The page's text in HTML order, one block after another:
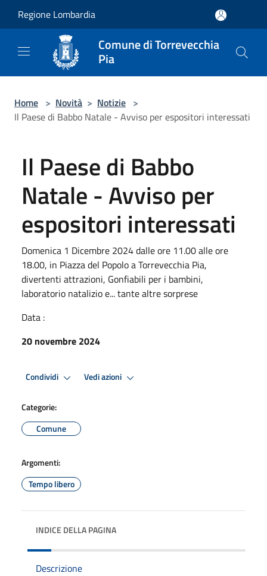
Regione Lombardia
Comune di Torrevecchia
Pia
Home > Novità > Notizie >
Il Paese di Babbo Natale - Avviso per espositori interessati
Il Paese di Babbo
Natale - Avviso per
espositori interessati
Domenica 1 Dicembre 2024 dalle ore 11.00 alle ore
18.00, in Piazza del Popolo a Torrevecchia Pia,
divertenti attrazioni, Gonfiabili per i bambini,
laboratorio natalizio e... tante altre sorprese
Data :
20 novembre 2024
Condividi Vedi azioni
Categorie:
Comune
Argomenti:
Tempo libero
INDICE DELLA PAGINA
Descrizione